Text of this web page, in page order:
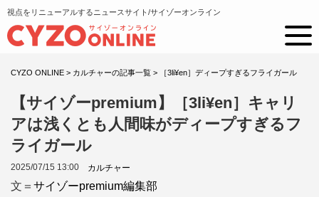
視点をリニューアルするニュースサイト/サイゾーオンライン
CYZO ONLINE > カルチャーの記事一覧 > ［3li¥en］ディープすぎるフライガール
【サイゾーpremium】［3li¥en］キャリ
アは浅くとも人間味がディープすぎるフ
ライガール
2025/07/15 13:00 カルチャー
文＝ サイゾーpremium編集部